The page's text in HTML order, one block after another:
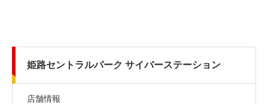
姫路セントラルパーク サイバーステーション
店舗情報